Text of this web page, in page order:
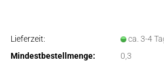
Lieferzeit: ca. 3-4
Mindestbestellmenge: 0,3